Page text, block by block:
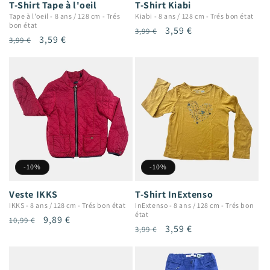
T-Shirt Tape à l'oeil
Tape à l'oeil - 8 ans / 128 cm - Trés
bon état
Prix
3,99 €
Prix
3,59 €
T-Shirt Kiabi
Kiabi - 8 ans / 128 cm -Trés bon état
Prix
3,99 €
Prix
3,59 €
-10%
Veste IKKS
IKKS -8 ans / 128 cm -Trés bon état
Prix
10,99 €
Prix
9,89 €
-10%
T-Shirt InExtenso
InExtenso -8 ans / 128 cm -Trés bon
état
Prix
3,99 €
Prix
3,59 €